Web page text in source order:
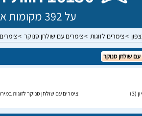
על 392 מקומות אירוח שונים בישראל
צימרים לזוגות צימרים עם שולחן סנוקר
שולחן סנוקר
(3) צימרים עם שולחן סנוקר לזוגות